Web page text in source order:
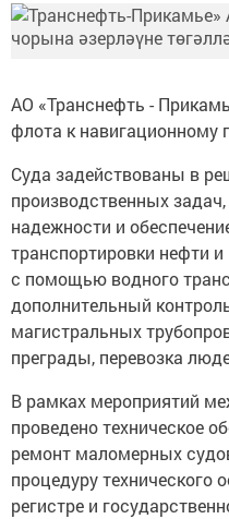
АО «Транснефть -
флота к навигационному
Суда задействованы в
производственных
надежности и
транспортировки нефти
с помощью водного
дополнительный
магистральных
преграды, перевозка
В рамках мероприятий
проведено техническое
ремонт маломерных
процедуру технического
регистре и